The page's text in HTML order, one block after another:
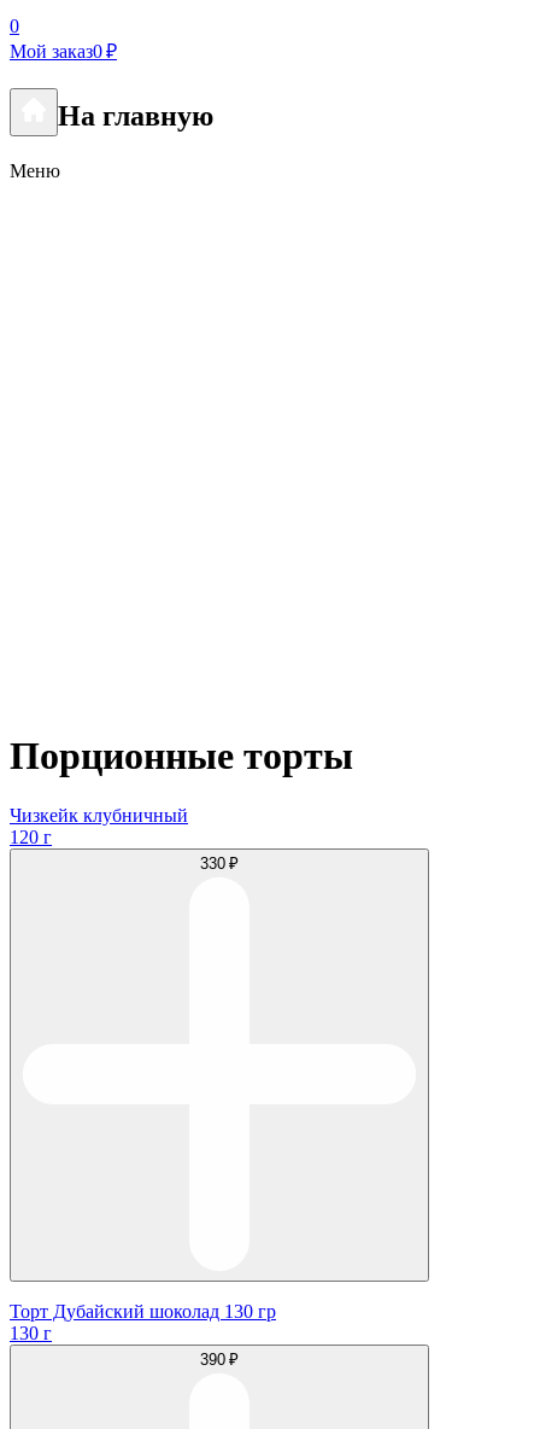
0
Мой заказ0 ₽
На главную
Меню
Порционные торты
Чизкейк клубничный
120 г
330 ₽
Торт Дубайский шоколад 130 гр
130 г
390 ₽